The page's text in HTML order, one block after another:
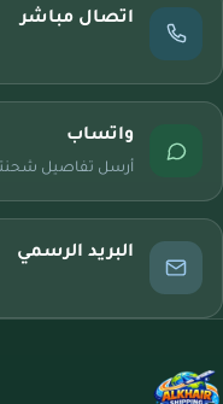
اتصال مباشر
واتساب
أرسل تفاصيل
البريد الرسمي